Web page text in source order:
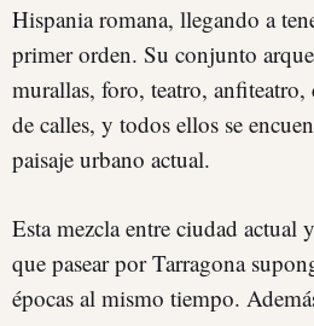
Hispania romana, llegando a
primer orden. Su conjunto
murallas, foro, teatro, anfiteatro,
de calles, y todos ellos se
paisaje urbano actual.
Esta mezcla entre ciudad actual
que pasear por Tarragona
épocas al mismo tiempo.